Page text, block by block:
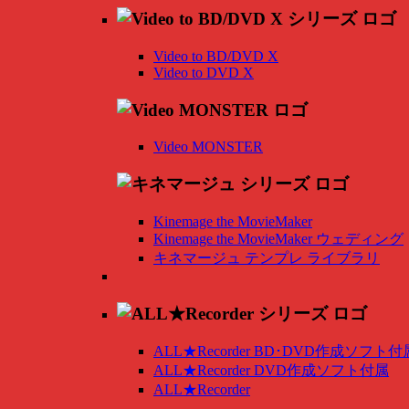
Video to BD/DVD X
Video to DVD X
Video MONSTER
Kinemage the MovieMaker
Kinemage the MovieMaker ウェディング
キネマージュ テンプレ ライブラリ
ALL★Recorder BD･DVD作成ソフト付
ALL★Recorder DVD作成ソフト付属
ALL★Recorder